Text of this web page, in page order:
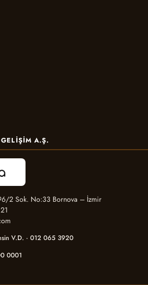
A.Ş.
2 Sok. No:33 Bornova – İzmir
V.D. · 012 065 3920
0001